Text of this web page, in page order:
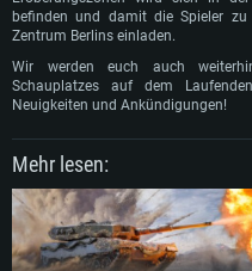
befinden und damit die Spieler
Zentrum Berlins einladen.
Wir werden euch auch
Schauplatzes auf dem
Neuigkeiten und Ankündigungen!
Mehr lesen: